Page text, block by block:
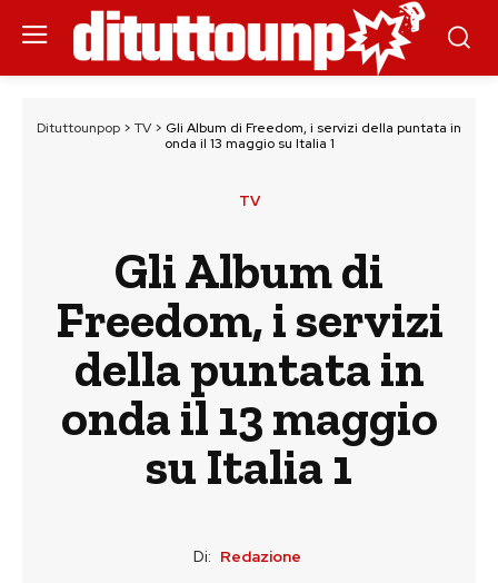
Dituttounpop > TV > Gli Album di Freedom, i servizi della puntata in
onda il 13 maggio su Italia 1
TV
Gli Album di
Freedom, i servizi
della puntata in
onda il 13 maggio
su Italia 1
Di: Redazione